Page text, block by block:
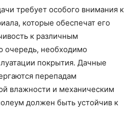
требует особого внимания к
которые обеспечат его
к различным
очередь, необходимо
покрытия. Дачные
перепадам
влажности и механическим
должен быть устойчив к